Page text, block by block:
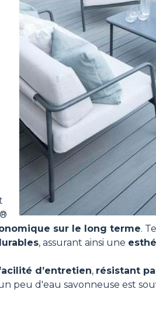
sur le long terme.
, assurant ainsi une
d’entretien, résistant
peu d'eau savonneuse est